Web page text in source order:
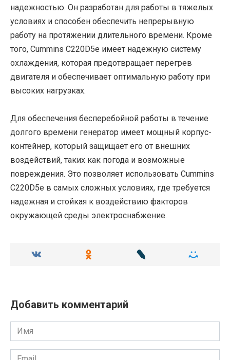
надежностью. Он разработан для работы в тяжелых
условиях и способен обеспечить непрерывную
работу на протяжении длительного времени. Кроме
того, Cummins C220D5e имеет надежную систему
охлаждения, которая предотвращает перегрев
двигателя и обеспечивает оптимальную работу при
высоких нагрузках.
Для обеспечения бесперебойной работы в течение
долгого времени генератор имеет мощный корпус-
контейнер, который защищает его от внешних
воздействий, таких как погода и возможные
повреждения. Это позволяет использовать Cummins
C220D5e в самых сложных условиях, где требуется
надежная и стойкая к воздействию факторов
окружающей среды электроснабжение.
Добавить комментарий
Имя
Email